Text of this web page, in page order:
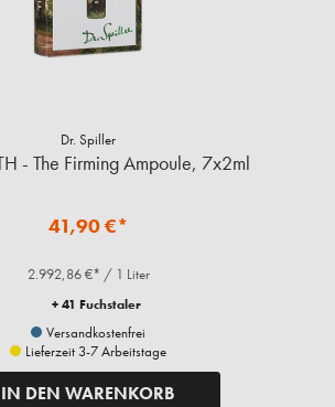
Dr. Spiller
- The Firming Ampoule, 7x2ml
41,90 €*
2.992,86 €* / 1 Liter
+ 41 Fuchstaler
Versandkostenfrei
Lieferzeit 3-7 Arbeitstage
IN DEN WARENKORB